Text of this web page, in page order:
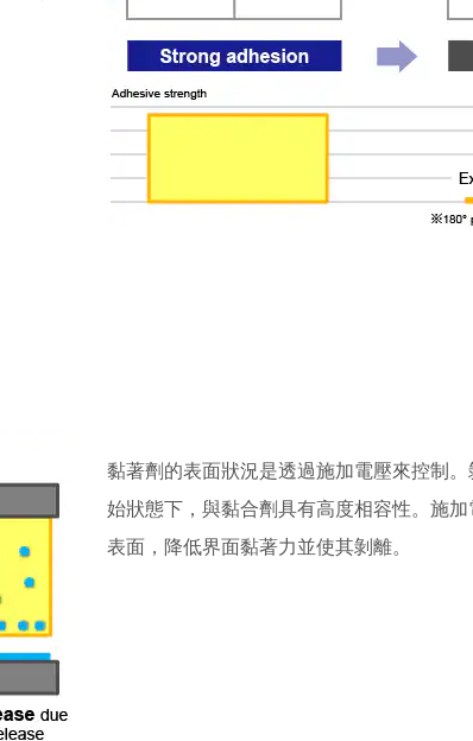
黏著劑的表面狀況是透過施加電壓來控制
始狀態下，與黏合劑具有高度相容性。施
表面，降低界面黏著力並使其剝離。